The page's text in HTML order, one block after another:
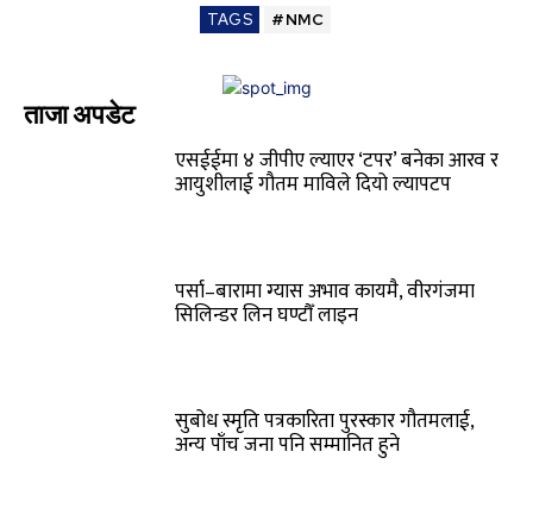
TAGS #NMC
ताजा अपडेट
एसईईमा ४ जीपीए ल्याएर ‘टपर’ बनेका आरव र
आयुशीलाई गौतम माविले दियो ल्यापटप
पर्सा–बारामा ग्यास अभाव कायमै, वीरगंजमा
सिलिन्डर लिन घण्टौँ लाइन
सुबोध स्मृति पत्रकारिता पुरस्कार गौतमलाई,
अन्य पाँच जना पनि सम्मानित हुने